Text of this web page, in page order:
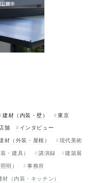
建材（内装・壁）
東京
舗
インタビュー
材（外装・屋根）
現代美術
・建具） 講演録
建築展
明）
事務所
材（内装・キッチン）